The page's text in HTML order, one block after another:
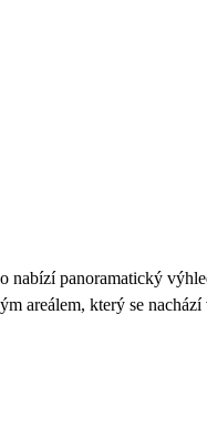
panoramatický
areálem, který se